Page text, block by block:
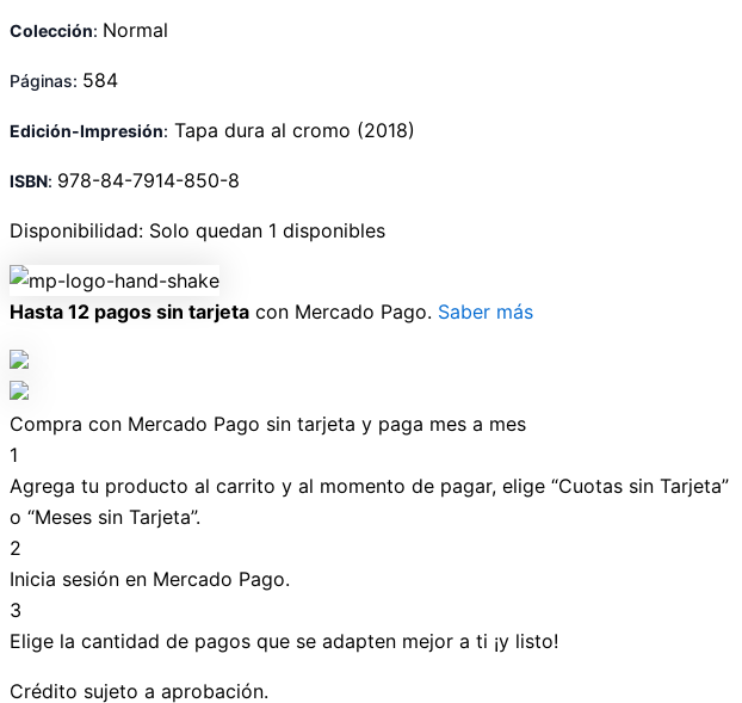
Colección: Normal
Páginas: 584
Edición-Impresión: Tapa dura al cromo (2018)
ISBN: 978-84-7914-850-8
Disponibilidad: Solo quedan 1 disponibles
Hasta 12 pagos sin tarjeta con Mercado Pago. Saber más
Compra con Mercado Pago sin tarjeta y paga mes a mes
1
Agrega tu producto al carrito y al momento de pagar, elige “Cuotas sin Tarjeta”
o “Meses sin Tarjeta”.
2
Inicia sesión en Mercado Pago.
3
Elige la cantidad de pagos que se adapten mejor a ti ¡y listo!
Crédito sujeto a aprobación.